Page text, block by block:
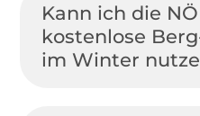
Kann ich die
kostenlose
im Winter